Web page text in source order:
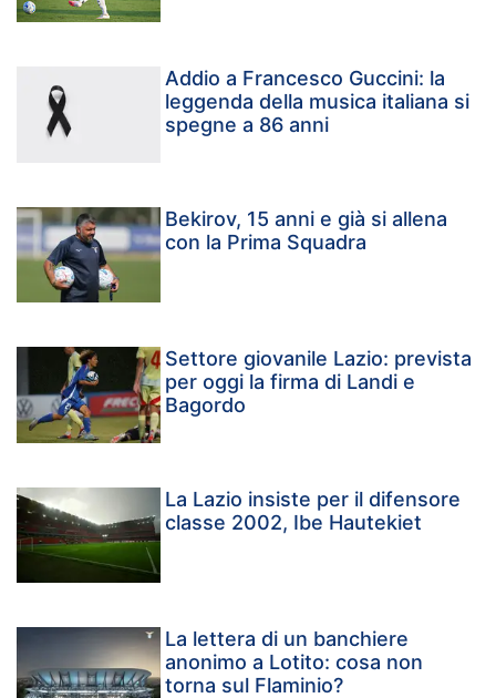
Addio a Francesco Guccini: la
leggenda della musica italiana si
spegne a 86 anni
Bekirov, 15 anni e già si allena
con la Prima Squadra
Settore giovanile Lazio: prevista
per oggi la firma di Landi e
Bagordo
La Lazio insiste per il difensore
classe 2002, Ibe Hautekiet
La lettera di un banchiere
anonimo a Lotito: cosa non
torna sul Flaminio?